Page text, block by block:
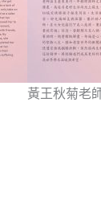
黃王秋菊老